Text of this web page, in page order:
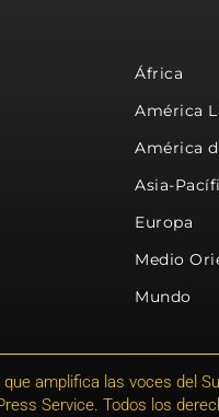
África
América
América
Asia-
Europa
Medio
Mundo
amplifica las voces del
Service. Todos los